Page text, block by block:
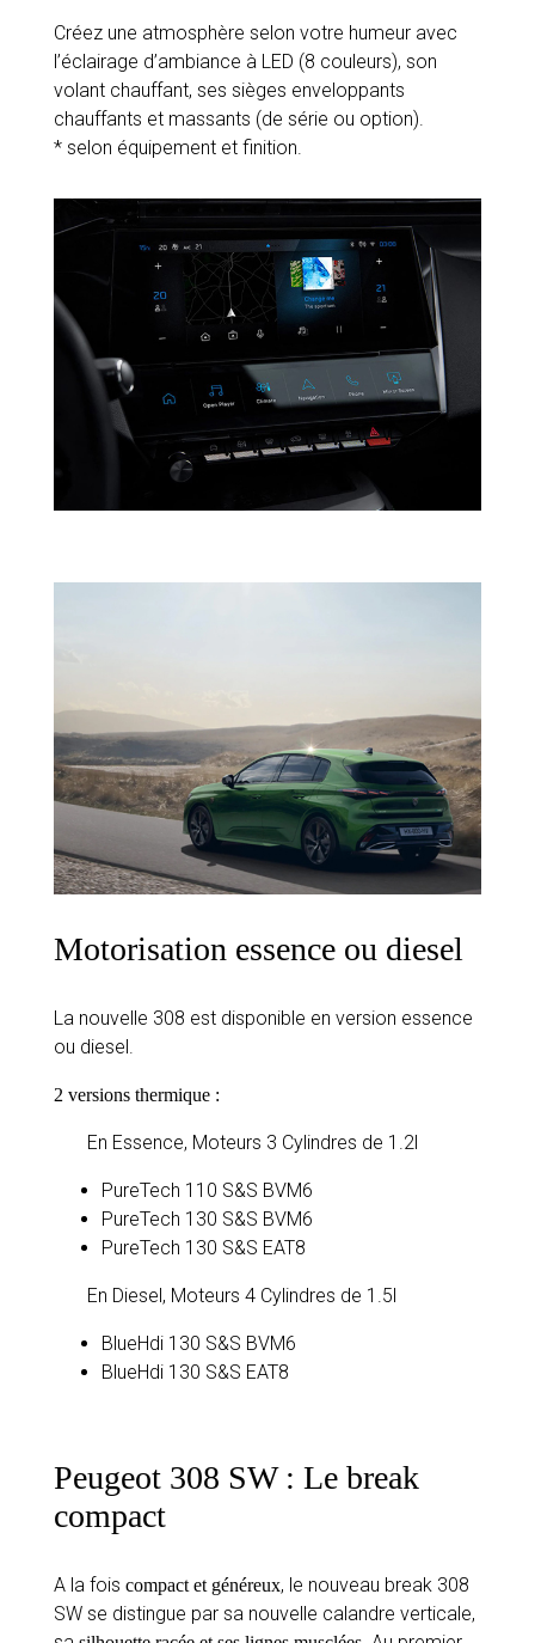
Créez une atmosphère selon votre humeur avec
l’éclairage d’ambiance à LED (8 couleurs), son
volant chauffant, ses sièges enveloppants
chauffants et massants (de série ou option).
* selon équipement et finition.
Motorisation essence ou diesel
La nouvelle 308 est disponible en version essence
ou diesel.
2 versions thermique :
En Essence, Moteurs 3 Cylindres de 1.2l
PureTech 110 S&S BVM6
PureTech 130 S&S BVM6
PureTech 130 S&S EAT8
En Diesel, Moteurs 4 Cylindres de 1.5l
BlueHdi 130 S&S BVM6
BlueHdi 130 S&S EAT8
Peugeot 308 SW : Le break
compact
A la fois compact et généreux, le nouveau break 308
SW se distingue par sa nouvelle calandre verticale,